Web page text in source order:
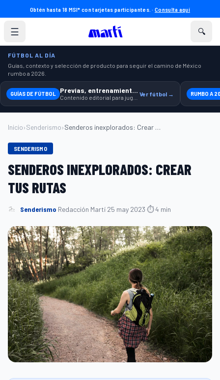
Obtén hasta 18 MSI* con tarjetas participantes. ·Consulta aquí
☰ 🔍
FÚTBOL AL DÍA
Guías, contexto y selección de producto para seguir el camino de México
rumbo a 2026.
GUÍAS DE FÚTBOL Previas, entrenamiento y producto Ver fútbol → RUMBO A
Inicio›Senderismo› Senderos inexplorados: Crear tus rutas...
SENDERISMO
SENDEROS INEXPLORADOS: CREAR
TUS RUTAS
Senderismo·Redacción Martí·25 may 2023·⏱ 4 min